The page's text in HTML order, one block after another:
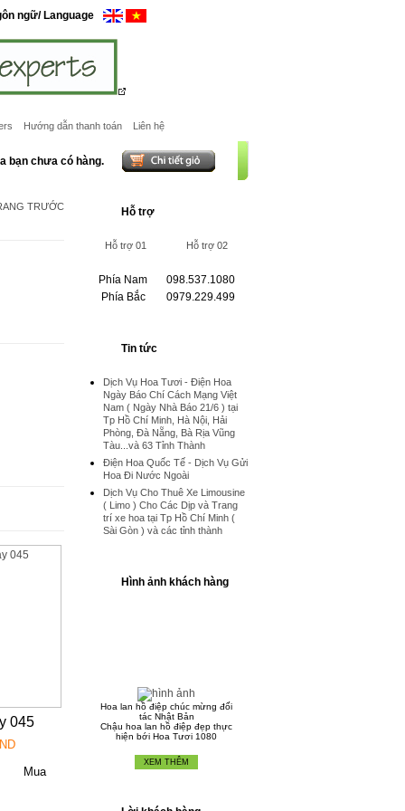
ngữ/ Language
Hướng dẫn thanh toán Liên hệ
bạn chưa có hàng.
TRƯỚC
045
Hỗ trợ
Hỗ trợ 01 Hỗ trợ 02
Phía Nam
098.537.1080
Phía Bắc
0979.229.499
Tin tức
Dịch Vụ Hoa Tươi - Điện Hoa
Ngày Báo Chí Cách Mạng Việt
Nam ( Ngày Nhà Báo 21/6 ) tại
Tp Hồ Chí Minh, Hà Nội, Hải
Phòng, Đà Nẵng, Bà Rịa Vũng
Tàu...và 63 Tỉnh Thành
Điện Hoa Quốc Tế - Dịch Vụ Gửi
Hoa Đi Nước Ngoài
Dịch Vụ Cho Thuê Xe Limousine
( Limo ) Cho Các Dịp và Trang
trí xe hoa tại Tp Hồ Chí Minh (
Sài Gòn ) và các tỉnh thành
Hình ảnh khách hàng
Hoa lan hồ điệp chúc mừng đối
tác Nhật Bản
Chậu hoa lan hồ điệp đẹp thực
hiện bới Hoa Tươi 1080
Chậu Lan Hồ Điệp Tết Nguyên
XEM THÊM